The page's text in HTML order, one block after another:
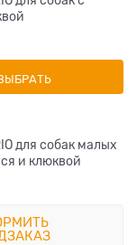
для собак малых
и клюквой